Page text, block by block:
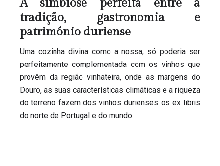
A simbiose perfeita entre a
tradição, gastronomia e
património duriense
Uma cozinha divina como a nossa, só poderia ser
perfeitamente complementada com os vinhos que
provêm da região vinhateira, onde as margens do
Douro, as suas características climáticas e a riqueza
do terreno fazem dos vinhos durienses os ex libris
do norte de Portugal e do mundo.